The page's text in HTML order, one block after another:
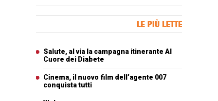
LE PIÙ LETTE
Salute, al via la campagna itinerante Al
Cuore dei Diabete
Cinema, il nuovo film dell’agente 007
conquista tutti